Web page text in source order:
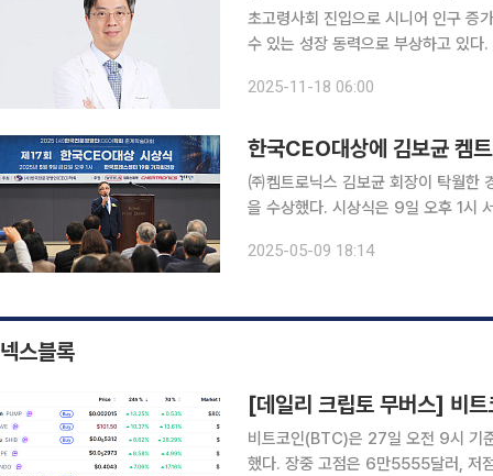
초고령사회 진입으로 시니어 인구 증
수 있는 성장 동력으로 부상하고 있
는 주요 연사들을 미리 만나, 한일 시
2025-11-18 06:00
한국CEO대상에 김보균 켐트
㈜켐트로닉스 김보균 회장이 탁월한
을 수상했다. 시상식은 9일 오후 1시
한 이래 국내외 어려운 경영환경 속
2025-05-09 18:14
넥스블록
비트코인(BTC)은 27일 오전 9시 기
했다. 장중 고점은 6만5555달러, 저